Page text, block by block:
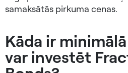
samaksātās pirkuma cenas.
Kāda ir
var investēt